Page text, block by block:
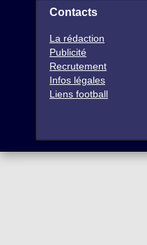
Contacts
La rédaction
Publicité
Recrutement
Infos légales
Liens football